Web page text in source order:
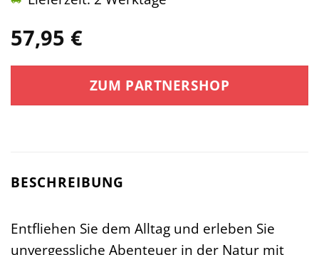
57,95 €
ZUM PARTNERSHOP
BESCHREIBUNG
Entfliehen Sie dem Alltag und erleben Sie
unvergessliche Abenteuer in der Natur mit